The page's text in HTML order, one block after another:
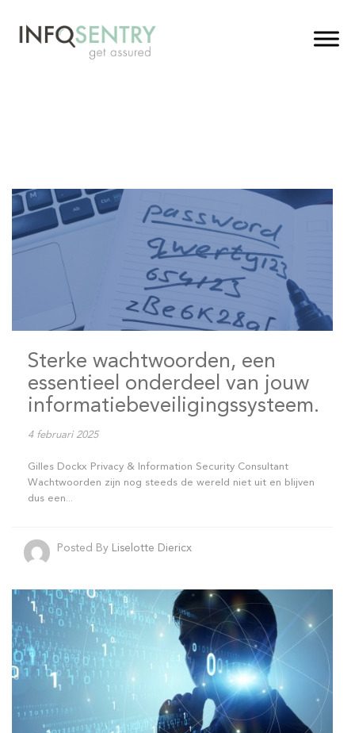
Sterke wachtwoorden, een
essentieel onderdeel van jouw
informatiebeveiligingssysteem.
4 februari 2025
Gilles Dockx Privacy & Information Security Consultant
Wachtwoorden zijn nog steeds de wereld niet uit en blijven
dus een...
Posted By Liselotte Diericx